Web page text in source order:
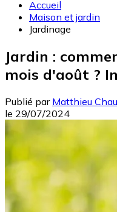
Accueil
Maison et jardin
Jardinage
Jardin :
mois d'août ?
Publié par Matthieu
le 29/07/2024